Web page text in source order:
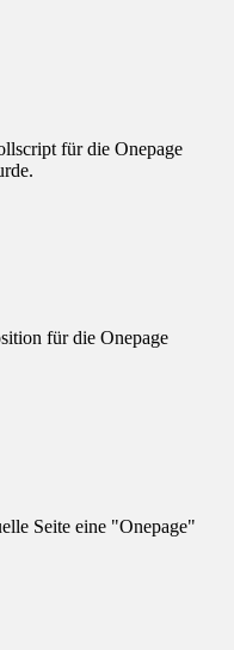
für die Onepage
für die Onepage
Seite eine "Onepage"